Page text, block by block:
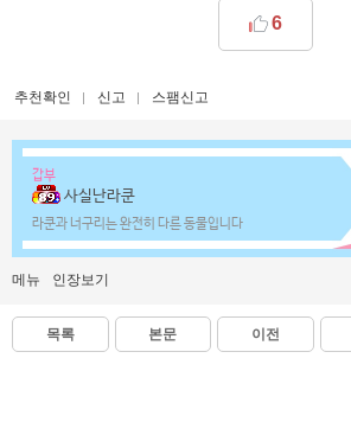
6
추천확인 신고 스팸신고
갑부
사실난라쿤
라쿤과 너구리는 완전히 다른 동물입니다
메뉴 인장보기
목록 본문 이전